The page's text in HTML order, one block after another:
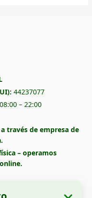
44237077
– 22:00
través de empresa de
– operamos